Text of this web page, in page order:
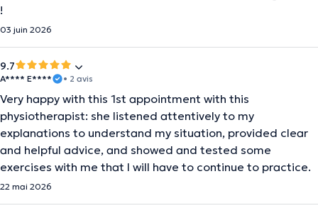
!
03 juin 2026
9.7
A**** E**** • 2 avis
Very happy with this 1st appointment with this
physiotherapist: she listened attentively to my
explanations to understand my situation, provided clear
and helpful advice, and showed and tested some
exercises with me that I will have to continue to practice.
22 mai 2026